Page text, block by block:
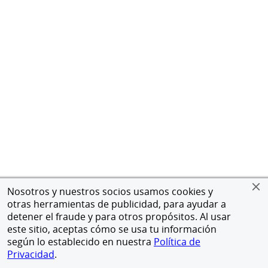
Nosotros y nuestros socios usamos cookies y
otras herramientas de publicidad, para ayudar a
detener el fraude y para otros propósitos. Al usar
este sitio, aceptas cómo se usa tu información
según lo establecido en nuestra Política de
Privacidad.